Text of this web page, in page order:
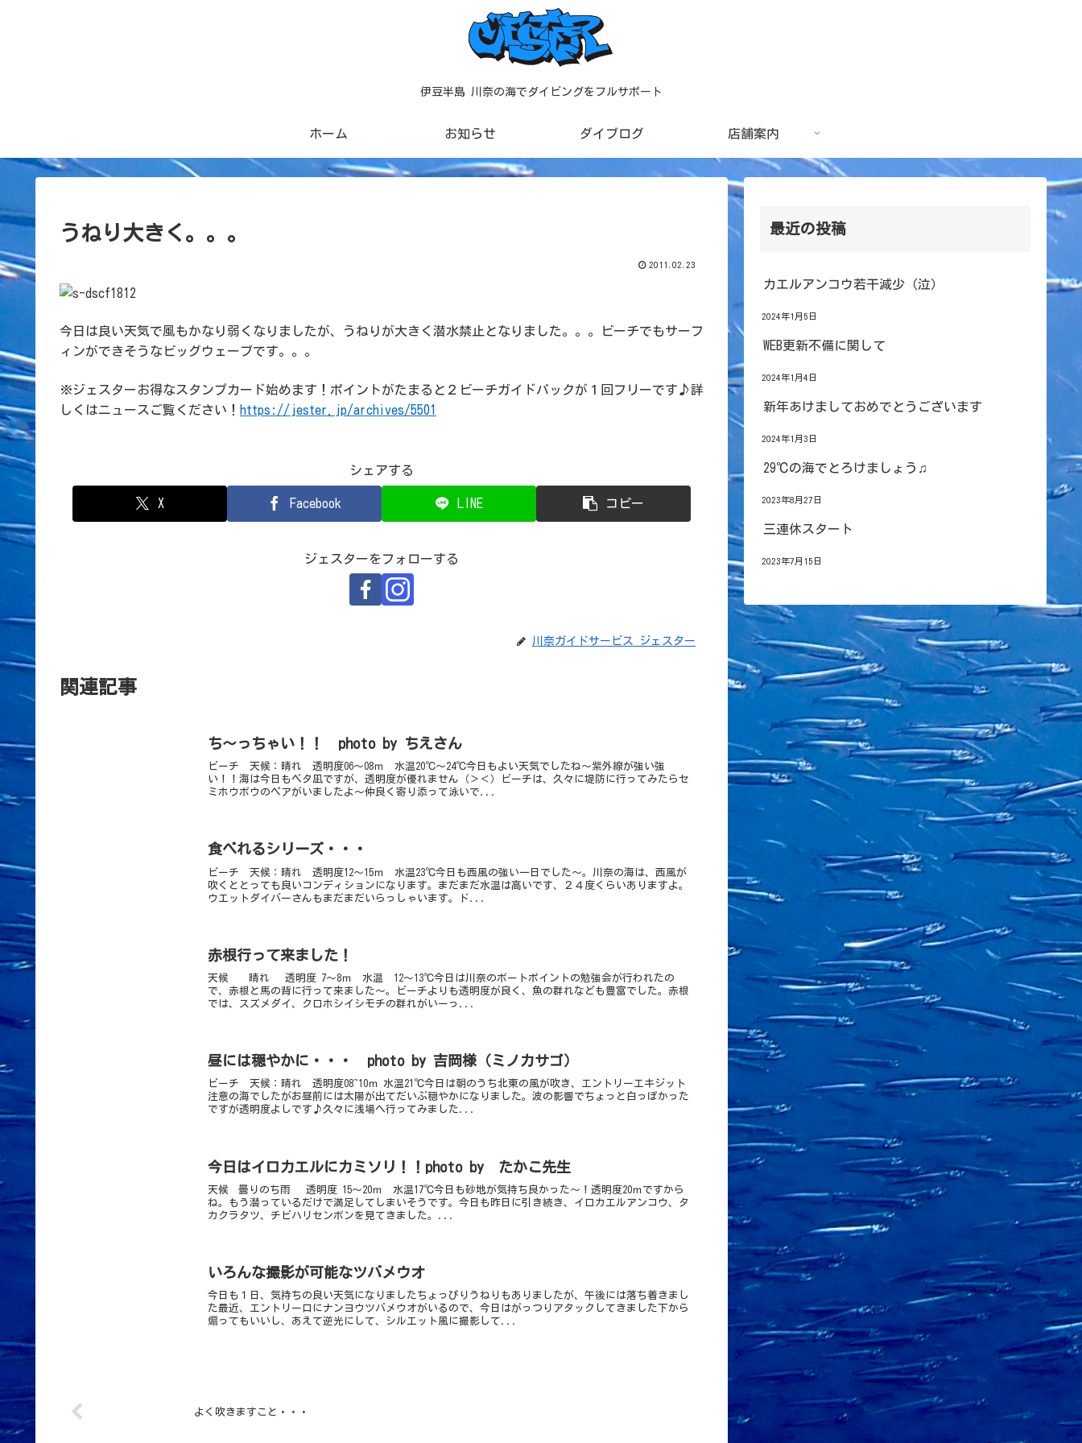
伊豆半島 川奈の海でダイビングをフルサポート
ホーム お知らせ ダイブログ 店舗案内
うねり大きく。。。
2011.02.23
今日は良い天気で風もかなり弱くなりましたが、うねりが大きく潜水禁止となりました。。。ビーチでもサーフ
ィンができそうなビッグウェーブです。。。
※ジェスターお得なスタンプカード始めます！ポイントがたまると２ビーチガイドパックが１回フリーです♪詳
しくはニュースご覧ください！ https://jester.jp/archives/5501
シェアする
X Facebook LINE コピー
ジェスターをフォローする
川奈ガイドサービス ジェスター
関連記事
ち～っちゃい！！ photo by ちえさん
ビーチ 天候：晴れ 透明度06～08ｍ 水温20℃～24℃今日もよい天気でしたね～紫外線が強い強
い！！海は今日もベタ凪ですが、透明度が優れません（＞＜）ビーチは、久々に堤防に行ってみたらセ
ミホウボウのペアがいましたよ～仲良く寄り添って泳いで...
食べれるシリーズ・・・
ビーチ 天候：晴れ 透明度12～15ｍ 水温23℃今日も西風の強い一日でした～。川奈の海は、西風が
吹くととっても良いコンディションになります。まだまだ水温は高いです、２４度くらいありますよ。
ウエットダイバーさんもまだまだいらっしゃいます。ド...
赤根行って来ました！
天候 晴れ 透明度 7～8ｍ 水温 12～13℃今日は川奈のボートポイントの勉強会が行われたの
で、赤根と馬の背に行って来ました～。ビーチよりも透明度が良く、魚の群れなども豊富でした。赤根
では、スズメダイ、クロホシイシモチの群れがいーっ...
昼には穏やかに・・・ photo by 吉岡様（ミノカサゴ）
ビーチ 天候：晴れ 透明度08~10ｍ 水温21℃今日は朝のうち北東の風が吹き、エントリーエキジット
注意の海でしたがお昼前には太陽が出てだいぶ穏やかになりました。波の影響でちょっと白っぽかった
ですが透明度よしです♪久々に浅場へ行ってみました...
今日はイロカエルにカミソリ！！photo by たかこ先生
天候 曇りのち雨 透明度 15～20ｍ 水温17℃今日も砂地が気持ち良かった～！透明度20ｍですから
ね。もう潜っているだけで満足してしまいそうです。今日も昨日に引き続き、イロカエルアンコウ、タ
カクラタツ、チビハリセンボンを見てきました。...
いろんな撮影が可能なツバメウオ
今日も１日、気持ちの良い天気になりましたちょっぴりうねりもありましたが、午後には落ち着きまし
た最近、エントリー口にナンヨウツバメウオがいるので、今日はがっつりアタックしてきました下から
煽ってもいいし、あえて逆光にして、シルエット風に撮影して...
よく吹きますこと・・・
最近の投稿
カエルアンコウ若干減少（泣）
2024年1月5日
WEB更新不備に関して
2024年1月4日
新年あけましておめでとうございます
2024年1月3日
29℃の海でとろけましょう♫
2023年8月27日
三連休スタート
2023年7月15日